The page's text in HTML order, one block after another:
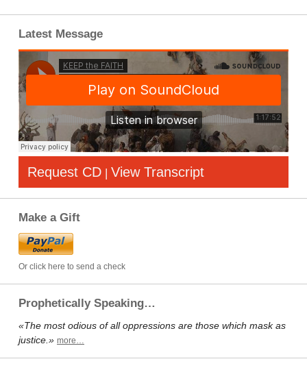
Latest Message
Request CD | View Transcript
Make a Gift
Or click here to send a check
Prophetically Speaking…
«The most odious of all oppressions are those which mask as
justice.» more…